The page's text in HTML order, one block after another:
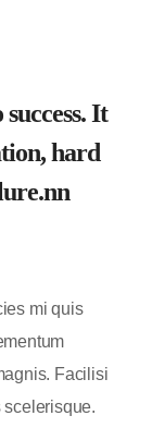
It
hard
mi quis
Facilisi